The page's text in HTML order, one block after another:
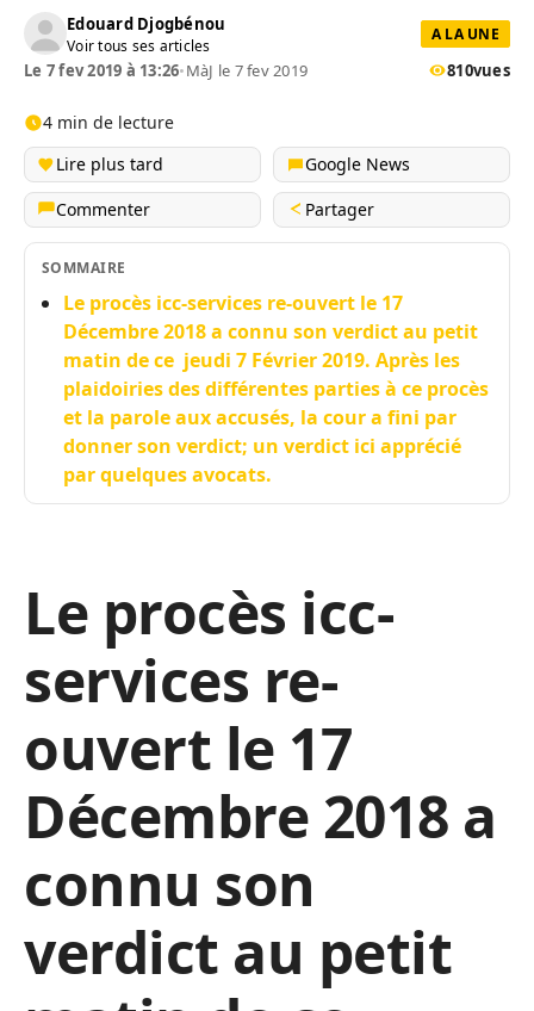
Edouard Djogbénou
Voir tous ses articles
A LA UNE
Le 7 fev 2019 à 13:26•MàJ le 7 fev 2019 810vues
4 min de lecture
Lire plus tard
Google News
Commenter
Partager
SOMMAIRE
Le procès icc-services re-ouvert le 17
Décembre 2018 a connu son verdict au petit
matin de ce jeudi 7 Février 2019. Après les
plaidoiries des différentes parties à ce procès
et la parole aux accusés, la cour a fini par
donner son verdict; un verdict ici apprécié
par quelques avocats.
Le procès icc-
services re-
ouvert le 17
Décembre 2018 a
connu son
verdict au petit